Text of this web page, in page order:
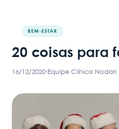
BEM-ESTAR
20 coisas para
16/12/2020· Equipe Clínica Nodari